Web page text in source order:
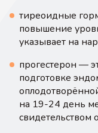
тиреоидные
повышение
указывает на
прогестерон —
подготовке
на 19-24 день
свидетельством